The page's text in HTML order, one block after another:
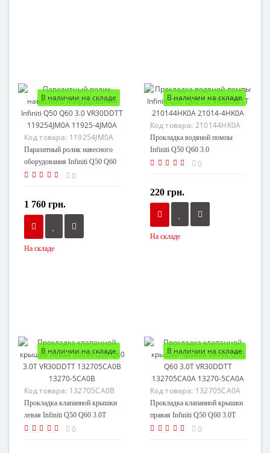
В наличии на складе
Код товара: 119254JM0A
Паразитный ролик навесного
оборудования Infiniti Q50 Q60
3.0 VR30DDTT 119254JM0A
0
1 760 грн.
На складе
В наличии на складе
Код товара: 210144HK0A
Прокладка водяной помпы
Infiniti Q50 Q60 3.0
VR30DDTT 210144HK0A
0
220 грн.
На складе
В наличии на складе
Код товара: 132705CA0B
Прокладка клапанной крышки
левая Infiniti Q50 Q60 3.0T
VR30DDTT 132705CA0B
0
В наличии на складе
Код товара: 132705CA0A
Прокладка клапанной крышки
правая Infiniti Q50 Q60 3.0T
VR30DDTT 132705CA0A
0